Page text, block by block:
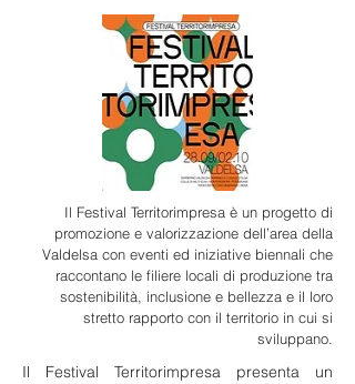
Il Festival Territorimpresa è un progetto di
promozione e valorizzazione dell’area della
Valdelsa con eventi ed iniziative biennali che
raccontano le filiere locali di produzione tra
sostenibilità, inclusione e bellezza e il loro
stretto rapporto con il territorio in cui si
sviluppano.
Il Festival Territorimpresa presenta un